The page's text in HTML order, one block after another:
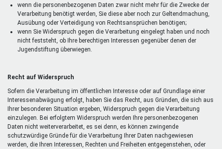
wenn die personenbezogenen Daten zwar nicht mehr für die Zwecke der
Verarbeitung benötigt werden, Sie diese aber noch zur Geltendmachung,
Ausübung oder Verteidigung von Rechtsansprüchen benötigen;
wenn Sie Widerspruch gegen die Verarbeitung eingelegt haben und noch
nicht feststeht, ob Ihre berechtigen Interessen gegenüber denen der
Jugendstiftung überwiegen.
Recht auf Widerspruch
Sofern die Verarbeitung im öffentlichen Interesse oder auf Grundlage einer
Interessenabwägung erfolgt, haben Sie das Recht, aus Gründen, die sich aus
Ihrer besonderen Situation ergeben, Widerspruch gegen die Verarbeitung
einzulegen. Bei erfolgtem Widerspruch werden Ihre personenbezogenen
Daten nicht weiterverarbeitet, es sei denn, es können zwingende
schutzwürdige Gründe für die Verarbeitung Ihrer Daten nachgewiesen
werden, die Ihren Interessen, Rechten und Freiheiten entgegenstehen, oder